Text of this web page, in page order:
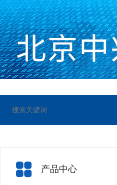
产品中心